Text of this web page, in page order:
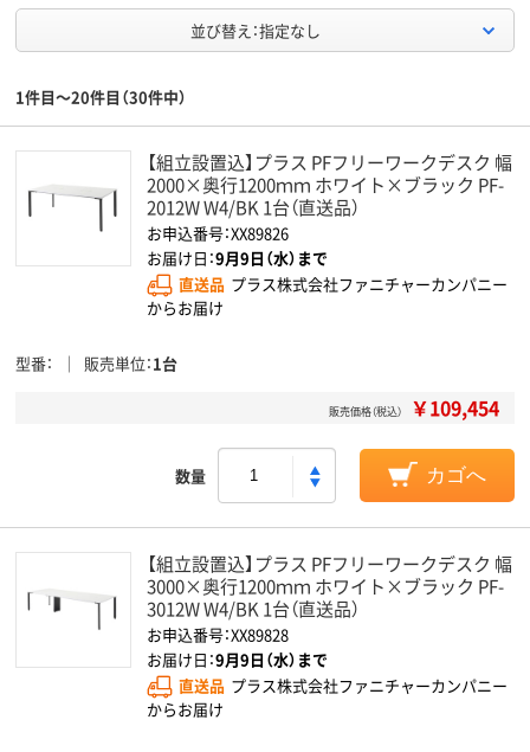
並び替え：指定なし
1件目～20件目（30件中）
【組立設置込】プラス PFフリーワークデスク 幅
2000×奥行1200ｍｍ ホワイト×ブラック PF-
2012W W4/BK 1台（直送品）
お申込番号：XX89826
お届け日：9月9日（水）まで
直送品 プラス株式会社ファニチャーカンパニー
からお届け
型番 販売単位 1台
販売価格（税込） ￥109,454
数量 カゴへ
【組立設置込】プラス PFフリーワークデスク 幅
3000×奥行1200ｍｍ ホワイト×ブラック PF-
3012W W4/BK 1台（直送品）
お申込番号：XX89828
お届け日：9月9日（水）まで
直送品 プラス株式会社ファニチャーカンパニー
からお届け